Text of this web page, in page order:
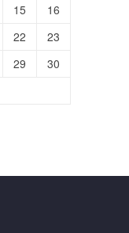
15
16
22
23
29
30